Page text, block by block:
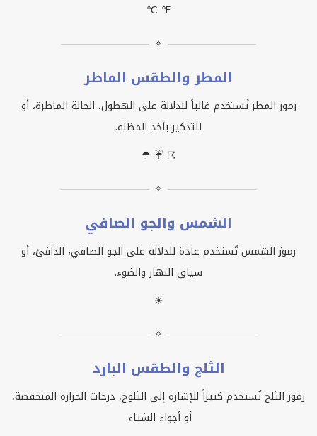
℃ ℉
✧
المطر والطقس الماطر
رموز المطر تُستخدم غالباً للدلالة على الهطول، الحالة الماطرة، أو
للتذكير بأخذ المظلة.
☂ ☔ ☈
✧
الشمس والجو الصافي
رموز الشمس تُستخدم عادة للدلالة على الجو الصافي، الدافئ، أو
سياق النهار والضوء.
☀
✧
الثلج والطقس البارد
رموز الثلج تُستخدم كثيراً للإشارة إلى الثلوج، درجات الحرارة المنخفضة،
أو أجواء الشتاء.